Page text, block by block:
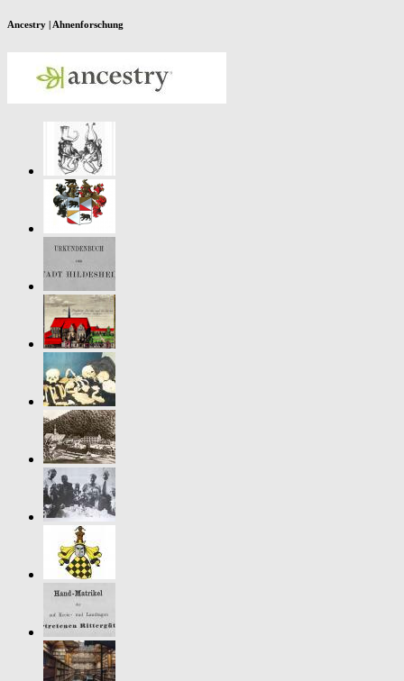
Ancestry | Ahnenforschung